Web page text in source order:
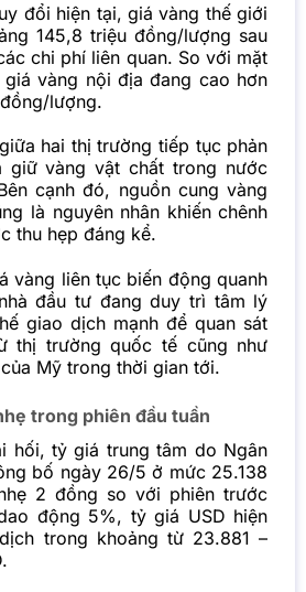
đổi hiện tại, giá vàng thế giới
145,8 triệu đồng/lượng sau
chi phí liên quan. So với mặt
vàng nội địa đang cao hơn
lượng.
hai thị trường tiếp tục phản
giữ vàng vật chất trong nước
cạnh đó, nguồn cung vàng
là nguyên nhân khiến chênh
thu hẹp đáng kể.
vàng liên tục biến động quanh
đầu tư đang duy trì tâm lý
giao dịch mạnh để quan sát
thị trường quốc tế cũng như
Mỹ trong thời gian tới.
trong phiên đầu tuần
hối, tỷ giá trung tâm do Ngân
bố ngày 26/5 ở mức 25.138
2 đồng so với phiên trước
động 5%, tỷ giá USD hiện
trong khoảng từ 23.881 –